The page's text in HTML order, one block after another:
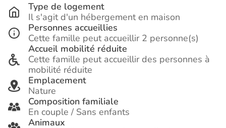
Type de logement
Il s'agit d'un hébergement en maison
Personnes accueillies
Cette famille peut accueillir 2 personne(s)
Accueil mobilité réduite
Cette famille peut accueillir des personnes à
mobilité réduite
Emplacement
Nature
Composition familiale
En couple / Sans enfants
Animaux